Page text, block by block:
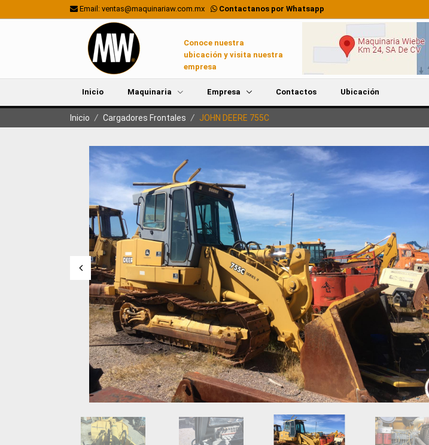
Email: ventas@maquinariaw.com.mx Contactanos por Whatsapp
Conoce nuestra
ubicación y visita nuestra
empresa
Inicio Maquinaria Empresa Contactos Ubicación
Inicio / Cargadores Frontales / JOHN DEERE 755C